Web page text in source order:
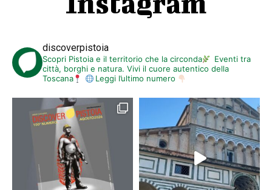
discoverpistoia
Scopri Pistoia e il territorio che la circonda
Eventi tra
città, borghi e natura. Vivi il cuore autentico della
Toscana
Leggi l’ultimo numero